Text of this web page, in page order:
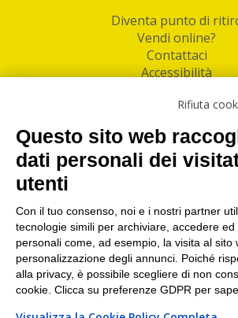
Diventa punto di
Vendi online?
Contattaci
Accessibilità
Facebook
Linkedin
I nostri punti di ritiro e
maggiori città
Torino|Milano|Roma|Bologna|
Napoli|Varese
Rifiuta
Questo sito web
dati personali dei
utenti
Con il tuo consenso, noi e i nostri partner
tecnologie simili per archiviare, accedere
personali come, ad esempio, la visita al sito
personalizzazione degli annunci. Poiché
alla privacy, è possibile scegliere di non
cookie. Clicca su preferenze GDPR per